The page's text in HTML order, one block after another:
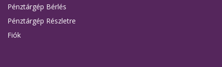
Pénztárgép Bérlés
Pénztárgép Részletre
Fiók